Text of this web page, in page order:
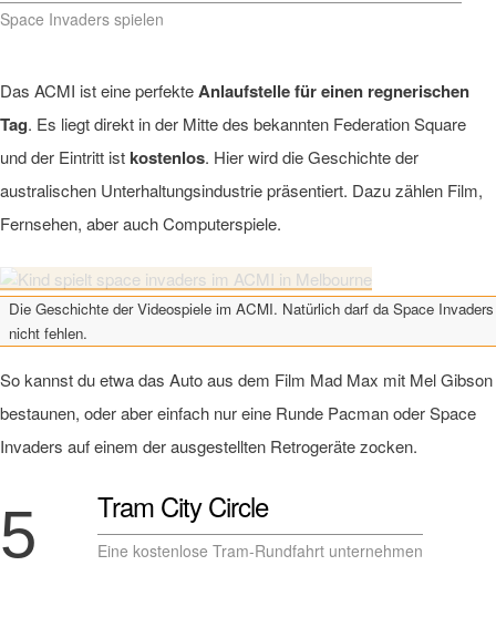
Space Invaders spielen
Das ACMI ist eine perfekteAnlaufstelle für einen regnerischen
Tag. Es liegt direkt in der Mitte des bekannten Federation Square
und der Eintritt istkostenlos. Hier wird die Geschichte der
australischen Unterhaltungsindustrie präsentiert. Dazu zählen Film,
Fernsehen, aber auch Computerspiele.
Die Geschichte der Videospiele im ACMI. Natürlich darf da Space Invaders
nicht fehlen.
So kannst du etwa das Auto aus dem Film Mad Max mit Mel Gibson
bestaunen, oder aber einfach nur eine Runde Pacman oder Space
Invaders auf einem der ausgestellten Retrogeräte zocken.
5 Tram City Circle
Eine kostenlose Tram-Rundfahrt unternehmen